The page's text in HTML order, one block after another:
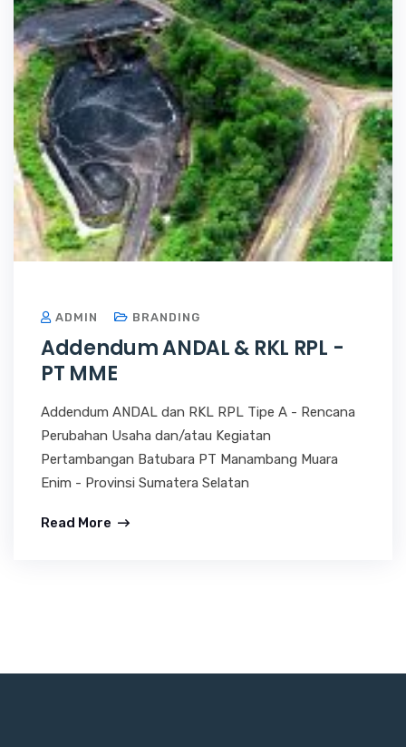
ADMIN BRANDING
Addendum ANDAL & RKL RPL -
PT MME
Addendum ANDAL dan RKL RPL Tipe A - Rencana
Perubahan Usaha dan/atau Kegiatan
Pertambangan Batubara PT Manambang Muara
Enim - Provinsi Sumatera Selatan
Read More